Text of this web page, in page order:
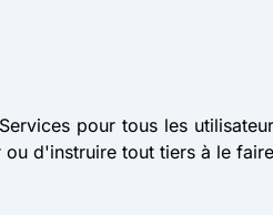
pour tous les
d'instruire tout tiers à le